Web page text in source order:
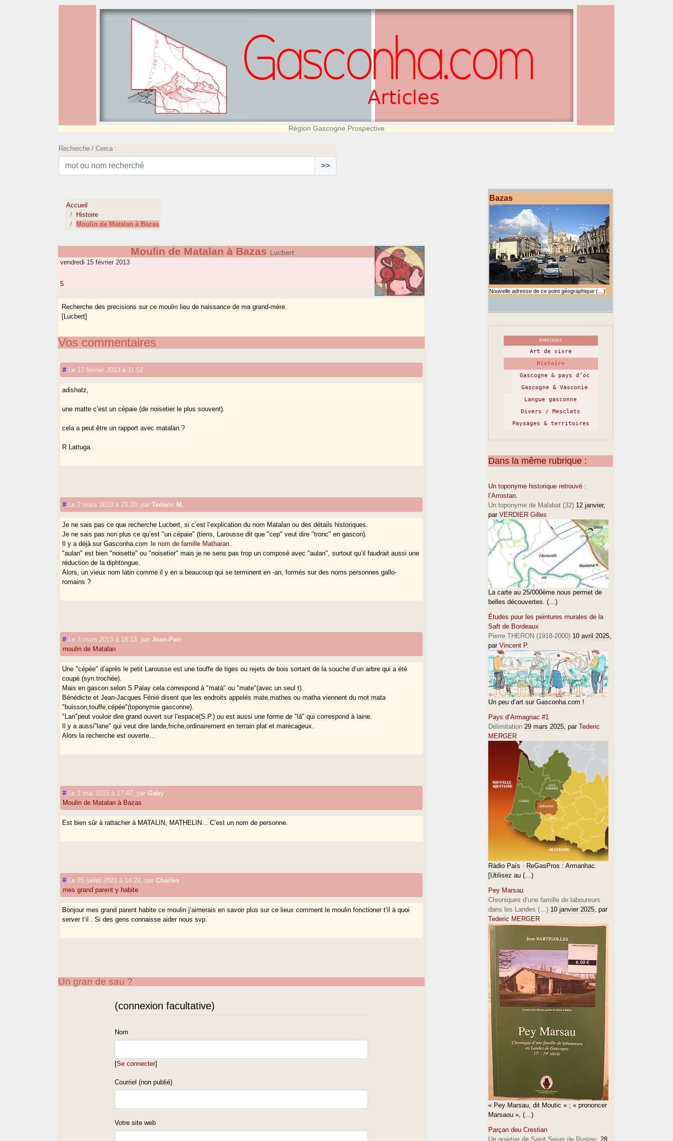
Région Gascogne Prospective
Recherche / Cerca :
>>
Accueil
Histoire
Moulin de Matalan à Bazas
Moulin de Matalan à Bazas Lucbert
vendredi 15 février 2013
5
Recherche des precisions sur ce moulin lieu de naissance de ma grand-mère.
[Lucbert]
Vos commentaires
# Le 17 février 2013 à 11:52
adishatz,
une matte c’est un cépaie (de noisetier le plus souvent).
cela a peut être un rapport avec matalan ?
R Lattuga
# Le 2 mars 2013 à 23:20 parTederic M.
Je ne sais pas ce que recherche Lucbert, si c’est l’explication du nom Matalan ou des détails historiques.
Je ne sais pas non plus ce qu’est "un cépaie" (tiens, Larousse dit que "cep" veut dire "tronc" en gascon).
Il y a déjà sur Gasconha.com le nom de famille Matharan
"aulan" est bien "noisette" ou "noisetier" mais je ne sens pas trop un composé avec "aulan", surtout qu’il faudrait aussi une
réduction de la diphtongue.
Alors, un vieux nom latin comme il y en a beaucoup qui se terminent en -an, formés sur des noms personnes gallo-
romains ?
# Le 3 mars 2013 à 18:13 parJoan-Peir
moulin de Matalan
Une "cépée" d’après le petit Larousse est une touffe de tiges ou rejets de bois sortant de la souche d’un arbre qui a été
coupé (syn.trochée).
Mais en gascon selon S.Palay cela correspond à "matà" ou "mate"(avec un seul t).
Bénédicte et Jean-Jacques Fénié disent que les endroits appelés mate,mathes ou matha viennent du mot mata
"buisson,touffe,cépée"(toponymie gasconne).
"Lan"peut vouloir dire grand ouvert sur l’espace(S.P.) ou est aussi une forme de "lâ" qui correspond à laine.
Il y a aussi"lane" qui veut dire lande,friche,ordinairement en terrain plat et marécageux.
Alors la recherche est ouverte...
# Le 2 mai 2015 à 17:47 parGaby
Moulin de Matalan à Bazas
Est bien sûr à rattacher à MATALIN, MATHELIN... C’est un nom de personne.
# Le 25 juillet 2021 à 14:22 parCharles
mes grand parent y habite
Bonjour mes grand parent habite ce moulin j’aimerais en savoir plus sur ce lieux comment le moulin fonctioner t’il à quoi
server t’il . Si des gens connaisse aider nous svp.
Un gran de sau ?
(connexion facultative)
Nom
[Se connecter]
Courriel (non publié)
Votre site web
Bazas
Nouvelle adresse de ce point géographique (…)
RUBRIQUES
Art de vivre
Histoire
Gascogne & pays d’oc
Gascogne & Vasconie
Langue gasconne
Divers / Mesclats
Paysages & territoires
Dans la même rubrique :
Un toponyme historique retrouvé :
l’Arrostan.
Un toponyme de Malabat (32) 12 janvier,
par VERDIER Gilles
La carte au 25/000ème nous permet de
belles découvertes. (…)
Études pour les peintures murales de la
Saft de Bordeaux
Pierre THERON (1918-2000) 10 avril 2025,
par Vincent P.
Un peu d’art sur Gasconha.com !
Pays d’Armagnac #1
Délimitation 29 mars 2025, par Tederic
MERGER
Ràdio País · ReGasPros : Armanhac.
[Utilisez au (…)
Pey Marsau
Chroniques d’une famille de laboureurs
dans les Landes (…) 10 janvier 2025, par
Tederic MERGER
« Pey Marsau, dit Moutic » ; « prononcer
Marsaou », (…)
Parçan deu Crestian
Un quartier de Saint Sever de Rustan. 28